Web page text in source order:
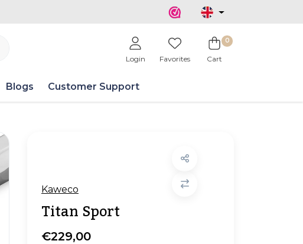
Login Favorites
0
Cart
Blogs Customer Support
Kaweco
Titan Sport
€229,00